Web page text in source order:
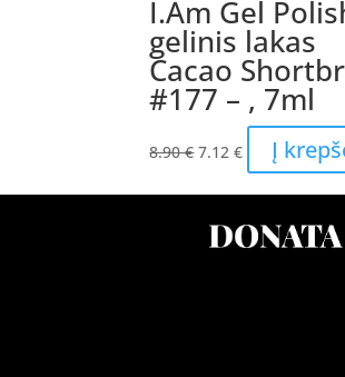
I.Am Gel
gelinis lakas
Cacao
#177 – , 7ml
8.90€Original
was:
8.90 €.
7.12€Current
price
is:
7.12 €.
Į